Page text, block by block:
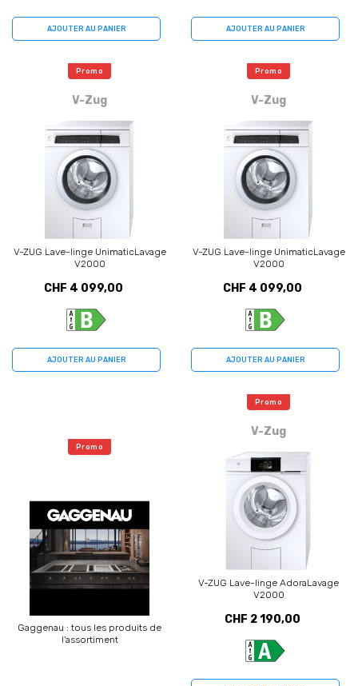
AJOUTER AU PANIER AJOUTER AU PANIER
Promo
V-Zug
V-ZUG Lave-linge UnimaticLavage
V2000
CHF 4 099,00
AJOUTER AU PANIER
Promo
V-Zug
V-ZUG Lave-linge UnimaticLavage
V2000
CHF 4 099,00
AJOUTER AU PANIER
Promo
Gaggenau : tous les produits de
l'assortiment
Promo
V-Zug
V-ZUG Lave-linge AdoraLavage
V2000
CHF 2 190,00